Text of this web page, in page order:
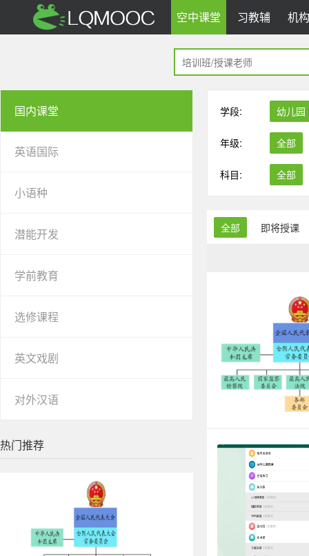
空中课堂 习教辅 机构
国内课堂
英语国际
小语种
潜能开发
学前教育
选修课程
英文戏剧
对外汉语
热门推荐
学段: 幼儿园
年级: 全部
科目: 全部
全部 即将授课